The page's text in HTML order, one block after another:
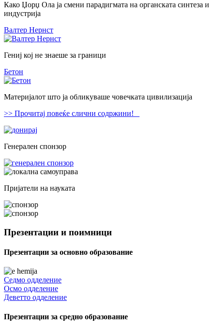
Како Џорџ Ола ја смени парадигмата на органската синтеза и
индустрија
Валтер Нернст
Гениј кој не знаеше за граници
Бетон
Материјалот што ја обликуваше човечката цивилизација
>> Прочитај повеќе слични содржини!
Генерален спонзор
Пријатели на науката
Презентации и поимници
Презентации за основно образование
Седмо одделение
Осмо одделение
Деветто одделение
Презентации за средно образование